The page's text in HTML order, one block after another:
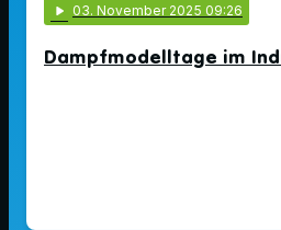
play_arrow 03. November 2025 09:26
Dampfmodelltage im